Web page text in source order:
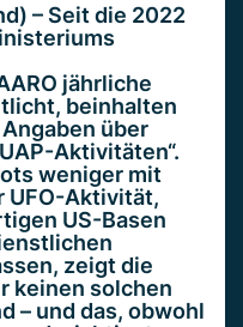
– Seit die 2022
jährliche
beinhalten
über
Aktivitäten“.
weniger mit
UFO-Aktivität,
US-Basen
zeigt die
keinen solchen
– und das, obwohl